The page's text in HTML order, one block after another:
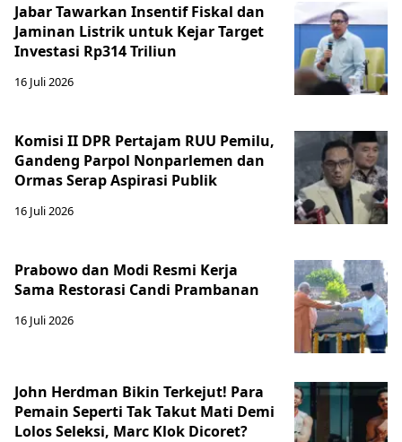
Jabar Tawarkan Insentif Fiskal dan
Jaminan Listrik untuk Kejar Target
Investasi Rp314 Triliun
16 Juli 2026
Komisi II DPR Pertajam RUU Pemilu,
Gandeng Parpol Nonparlemen dan
Ormas Serap Aspirasi Publik
16 Juli 2026
Prabowo dan Modi Resmi Kerja
Sama Restorasi Candi Prambanan
16 Juli 2026
John Herdman Bikin Terkejut! Para
Pemain Seperti Tak Takut Mati Demi
Lolos Seleksi, Marc Klok Dicoret?